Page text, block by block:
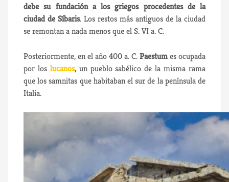
debe su fundación a los griegos procedentes de la
ciudad de Síbaris. Los restos más antiguos de la ciudad
se remontan a nada menos que el S. VI a. C.
Posteriormente, en el año 400 a. C.Paestumes ocupada
por los lucanos, un pueblo sabélico de la misma rama
que los samnitas que habitaban el sur de la península de
Italia.